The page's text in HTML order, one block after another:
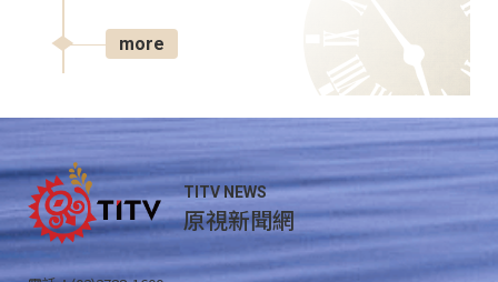
more
TITV NEWS
原視新聞網